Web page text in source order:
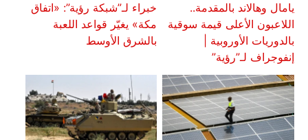
يامال وهالاند بالمقدمة..
اللاعبون الأعلى قيمة سوقية
بالدوريات الأوروبية |
إنفوجراف لـ”رؤية”
خبراء لـ”شبكة رؤية”: «اتفاق
مكة» يغيّر قواعد اللعبة
بالشرق الأوسط